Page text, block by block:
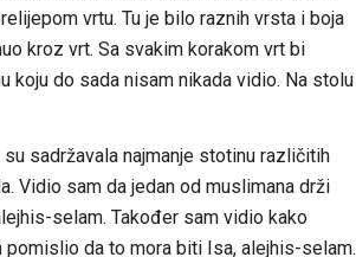
vrtu. Tu je bilo raznih vrsta i boja
kroz vrt. Sa svakim korakom vrt bi
koju do sada nisam nikada vidio. Na stolu
sadržavala najmanje stotinu različitih
Vidio sam da jedan od muslimana drži
selam. Također sam vidio kako
da to mora biti Isa, alejhis-selam.